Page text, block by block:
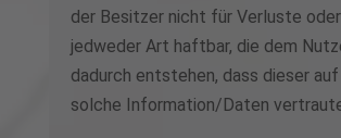
der Besitzer nicht für Verluste
jedweder Art haftbar, die dem
dadurch entstehen, dass dieser auf
solche Information/Daten